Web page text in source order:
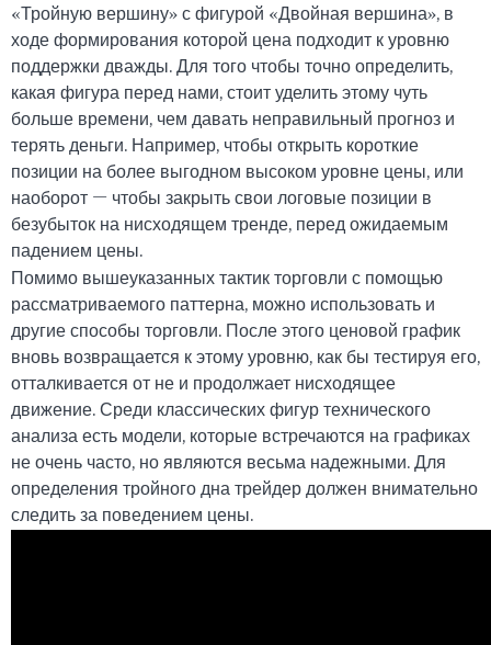
«Тройную вершину» с фигурой «Двойная вершина», в
ходе формирования которой цена подходит к уровню
поддержки дважды. Для того чтобы точно определить,
какая фигура перед нами, стоит уделить этому чуть
больше времени, чем давать неправильный прогноз и
терять деньги. Например, чтобы открыть короткие
позиции на более выгодном высоком уровне цены, или
наоборот — чтобы закрыть свои логовые позиции в
безубыток на нисходящем тренде, перед ожидаемым
падением цены.
Помимо вышеуказанных тактик торговли с помощью
рассматриваемого паттерна, можно использовать и
другие способы торговли. После этого ценовой график
вновь возвращается к этому уровню, как бы тестируя его,
отталкивается от не и продолжает нисходящее
движение. Среди классических фигур технического
анализа есть модели, которые встречаются на графиках
не очень часто, но являются весьма надежными. Для
определения тройного дна трейдер должен внимательно
следить за поведением цены.